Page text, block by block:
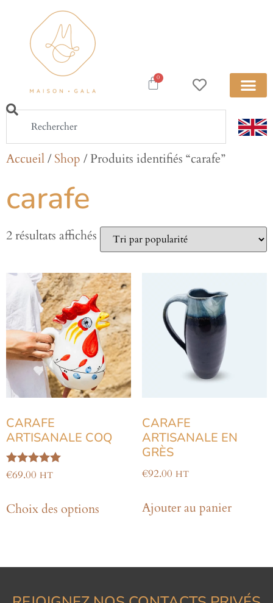
0
Accueil/Shop / Produits identifiés “carafe”
carafe
2 résultats affichés
CARAFE
ARTISANALE COQ
Note
€69.00 HT
Choix des options
CARAFE
ARTISANALE EN
GRÈS
€92.00 HT
Ajouter au panier